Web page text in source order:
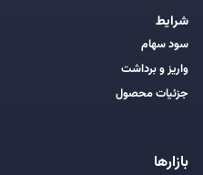
شرایط
سود سهام
واریز و برداشت
جزئیات محصول
بازارها